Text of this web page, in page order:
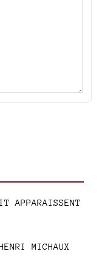
APPARAISSENT
MICHAUX